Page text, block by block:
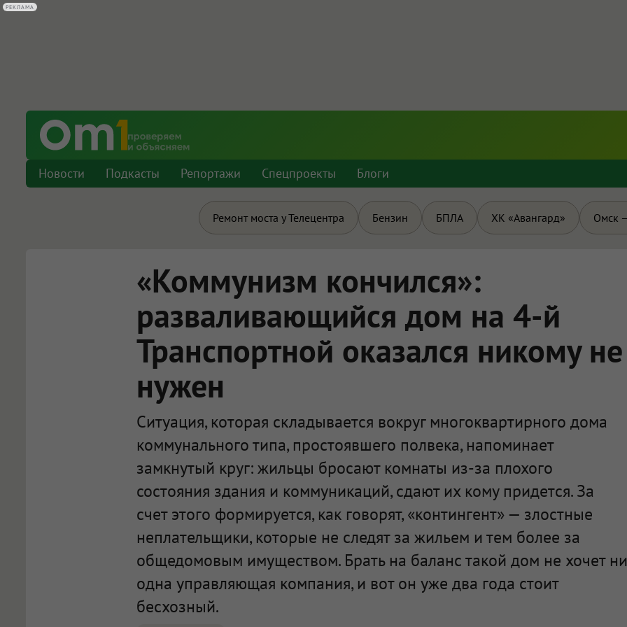
Новости Подкасты Репортажи Спецпроекты Блоги
Ремонт моста у Телецентра Бензин БПЛА ХК «Авангард» Омск
«Коммунизм кончился»:
разваливающийся дом на 4-й
Транспортной оказался никому не
нужен
Ситуация, которая складывается вокруг многоквартирного дома
коммунального типа, простоявшего полвека, напоминает
замкнутый круг: жильцы бросают комнаты из-за плохого
состояния здания и коммуникаций, сдают их кому придется. За
счет этого формируется, как говорят, «контингент» — злостные
неплательщики, которые не следят за жильем и тем более за
общедомовым имуществом. Брать на баланс такой дом не хочет ни
одна управляющая компания, и вот он уже два года стоит
бесхозный.
РЕКЛАМА